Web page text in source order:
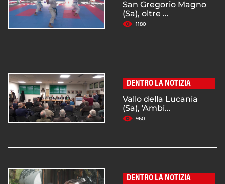
San Gregorio Magno
(Sa), oltre ...
1180
DENTRO LA NOTIZIA
Vallo della Lucania
(Sa), 'Ambi...
960
DENTRO LA NOTIZIA